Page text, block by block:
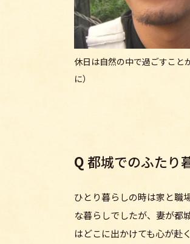
休日は自然の中で過ごすこと
に）
Q都城でのふたり
ひとり暮らしの時は家と職
な暮らしでしたが、妻が都
はどこに出かけても心が赴